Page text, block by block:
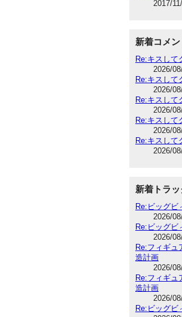
2017/
新着コメン
Re:キスして
2026/
Re:キスして
2026/
Re:キスして
2026/
Re:キスして
2026/
Re:キスして
2026/
新着トラ
Re:ビッグビ
2026/
Re:ビッグビ
2026/
Re:フィギュ
造計画
2026/
Re:フィギュ
造計画
2026/
Re:ビッグビ